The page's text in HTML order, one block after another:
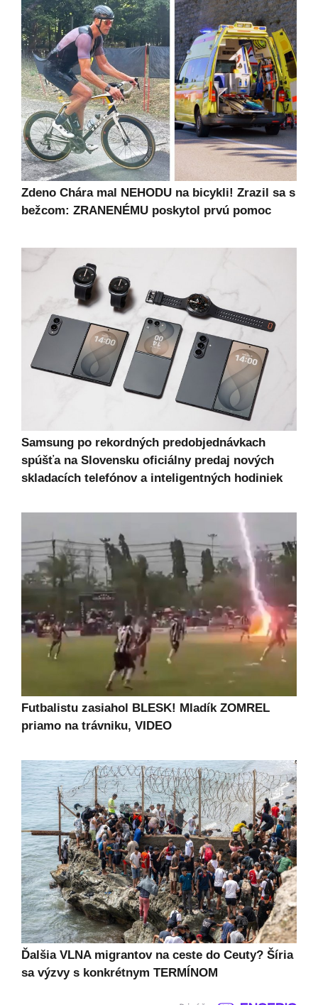
Zdeno Chára mal NEHODU na bicykli! Zrazil sa s
bežcom: ZRANENÉMU poskytol prvú pomoc
Samsung po rekordných predobjednávkach
spúšťa na Slovensku oficiálny predaj nových
skladacích telefónov a inteligentných hodiniek
Futbalistu zasiahol BLESK! Mladík ZOMREL
priamo na trávniku, VIDEO
Ďalšia VLNA migrantov na ceste do Ceuty? Šíria
sa výzvy s konkrétnym TERMÍNOM